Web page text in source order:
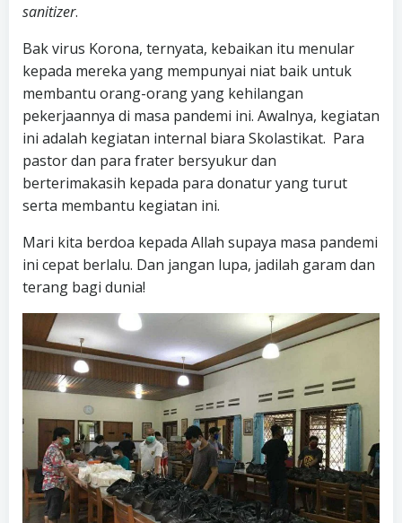
sanitizer.
Bak virus Korona, ternyata, kebaikan itu menular
kepada mereka yang mempunyai niat baik untuk
membantu orang-orang yang kehilangan
pekerjaannya di masa pandemi ini. Awalnya, kegiatan
ini adalah kegiatan internal biara Skolastikat. Para
pastor dan para frater bersyukur dan
berterimakasih kepada para donatur yang turut
serta membantu kegiatan ini.
Mari kita berdoa kepada Allah supaya masa pandemi
ini cepat berlalu. Dan jangan lupa, jadilah garam dan
terang bagi dunia!